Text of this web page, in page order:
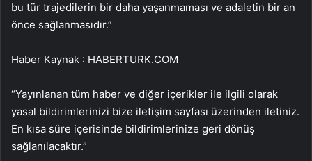
bu tür trajedilerin bir daha yaşanmaması ve adaletin bir an
önce sağlanmasıdır.”
Haber Kaynak : HABERTURK.COM
“Yayınlanan tüm haber ve diğer içerikler ile ilgili olarak
yasal bildirimlerinizi bize iletişim sayfası üzerinden iletiniz.
En kısa süre içerisinde bildirimlerinize geri dönüş
sağlanılacaktır.”